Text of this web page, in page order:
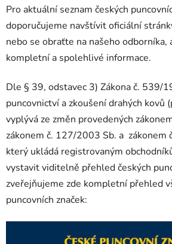
Pro aktuální seznam českých
doporučujeme navštívit oficiální
nebo se obraťte na našeho odborníka,
kompletní a spolehlivé informace.
Dle § 39, odstavec 3) Zákona č. 539/
puncovnictví a zkoušení drahých kovů
vyplývá ze změn provedených
zákonem č. 127/2003 Sb. a zákonem
který ukládá registrovaným
vystavit viditelně přehled českých
zveřejňujeme zde kompletní přehled
puncovních značek: